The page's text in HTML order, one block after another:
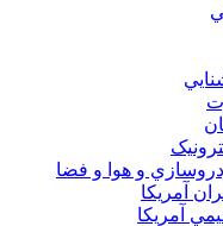
و هوا و فضا
آمريکا
آمريکا